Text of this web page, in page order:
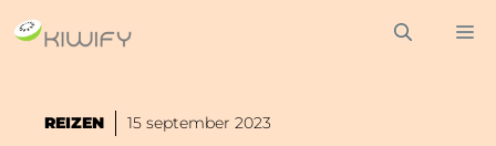
Ga
naar
inhoudREIZEN 15 september 2023